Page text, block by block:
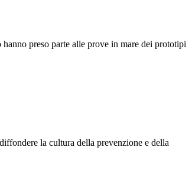
preso parte alle prove in mare dei prototipi
la cultura della prevenzione e della